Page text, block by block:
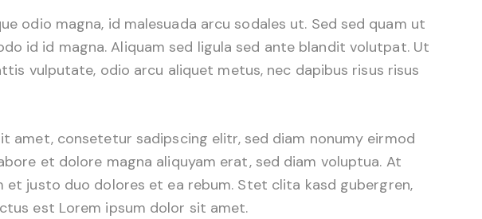
odio magna, id malesuada arcu sodales ut. Sed sed quam ut
id id magna. Aliquam sed ligula sed ante blandit volutpat. Ut
vulputate, odio arcu aliquet metus, nec dapibus risus risus
amet, consetetur sadipscing elitr, sed diam nonumy eirmod
et dolore magna aliquyam erat, sed diam voluptua. At
et justo duo dolores et ea rebum. Stet clita kasd gubergren,
est Lorem ipsum dolor sit amet.